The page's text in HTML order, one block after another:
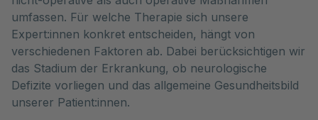
umfassen. Für welche Therapie sich unsere
Expert:innen konkret entscheiden, hängt von
verschiedenen Faktoren ab. Dabei berücksichtigen wir
das Stadium der Erkrankung, ob neurologische
Defizite vorliegen und das allgemeine Gesundheitsbild
unserer Patient:innen.